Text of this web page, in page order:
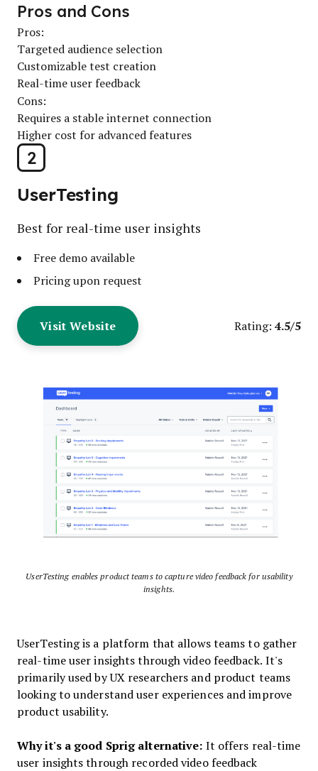
2
UserTesting
Best for real-time user insights
Free demo available
Pricing upon request
Visit Website Rating: 4.5/5
UserTesting enables product teams to capture video feedback for usability
insights.
UserTesting is a platform that allows teams to gather
real-time user insights through video feedback. It's
primarily used by UX researchers and product teams
looking to understand user experiences and improve
product usability.
Why it's a good Sprig alternative: It offers real-time
user insights through recorded video feedback
Pros and Cons
Pros:
Targeted audience selection
Customizable test creation
Real-time user feedback
Cons:
Requires a stable internet connection
Higher cost for advanced features